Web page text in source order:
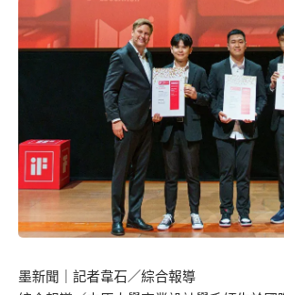
墨新聞
｜記者韋石／綜合報導